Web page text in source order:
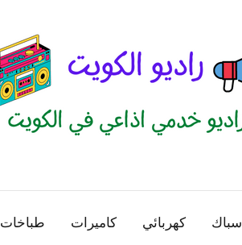
الكويت
منصة
اذاعية
سباك كهربائي كاميرات طباخات